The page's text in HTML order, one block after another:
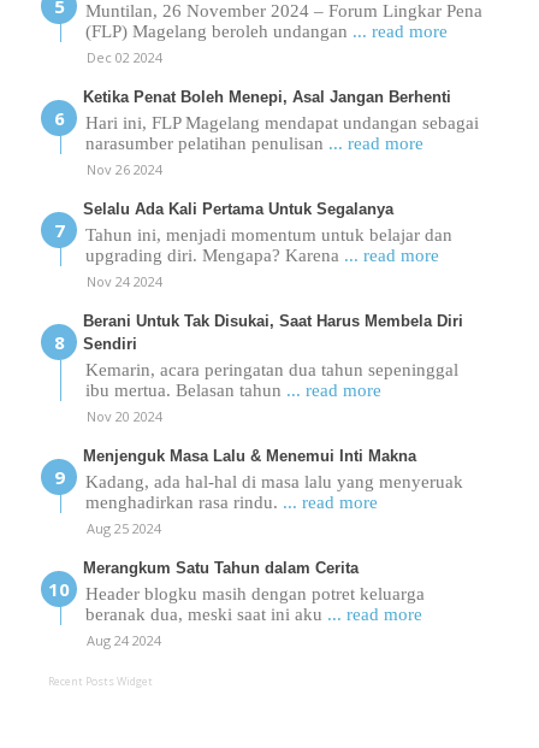
Muntilan, 26 November 2024 – Forum Lingkar Pena
(FLP) Magelang beroleh undangan ... read more
Dec 02 2024
Ketika Penat Boleh Menepi, Asal Jangan Berhenti
Hari ini, FLP Magelang mendapat undangan sebagai
narasumber pelatihan penulisan ... read more
Nov 26 2024
Selalu Ada Kali Pertama Untuk Segalanya
Tahun ini, menjadi momentum untuk belajar dan
upgrading diri. Mengapa? Karena ... read more
Nov 24 2024
Berani Untuk Tak Disukai, Saat Harus Membela Diri
Sendiri
Kemarin, acara peringatan dua tahun sepeninggal
ibu mertua. Belasan tahun ... read more
Nov 20 2024
Menjenguk Masa Lalu & Menemui Inti Makna
Kadang, ada hal-hal di masa lalu yang menyeruak
menghadirkan rasa rindu. ... read more
Aug 25 2024
Merangkum Satu Tahun dalam Cerita
Header blogku masih dengan potret keluarga
beranak dua, meski saat ini aku ... read more
Aug 24 2024
Recent Posts Widget